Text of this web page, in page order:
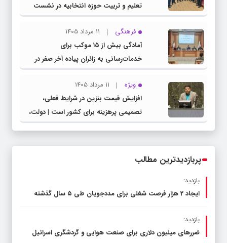
تعلیم و تربیت حوزه انتخابیه در نشست
مشترک عضو کمیسیون آموزش مجلس با
مدیرکل آموزش و پرورش خراسان رضوی
فرهنگی
11 مرداد 1405
آمادگی بیش از ۱۵ موکب برای
خدمات‌رسانی به زائران پیاده آخر صفر در
شهرستان چناران
ویژه
11 مرداد 1405
افزایش قیمت بنزین در شرایط فعلی،
تصمیمی پرهزینه برای کشور است | دولت،
قاچاق سوخت و عوامل اصلی ناترازی را
پربازدیدترین مطالب
بازدید:
ایجاد 2 هزار فرصت شغلی برای مددجویان طی ۵ سال گذشته
بازدید:
ضررهای میلیون دلاری برای صنعت هوایی و گردشگری اسرائیل